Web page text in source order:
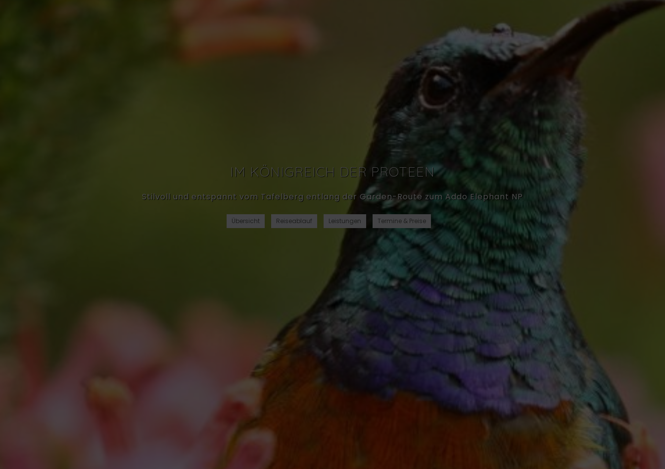
IM KÖNIGREICH DER PROTEEN
Stilvoll und entspannt vom Tafelberg entlang der Garden-Route zum Addo Elephant NP
Übersicht Reiseablauf Leistungen Termine & Preise